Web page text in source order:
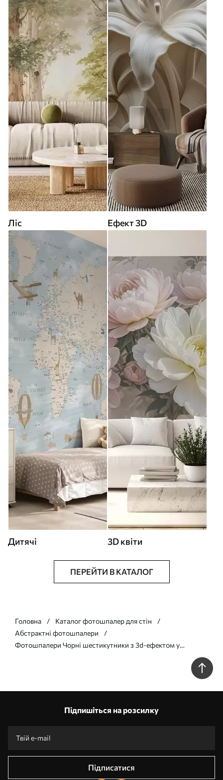
Ліс Ефект 3D
Дитячі 3D квіти
ПЕРЕЙТИ В КАТАЛОГ
Головна
Каталог фотошпалер для стін
Абстрактні фотошпалери
Фотошпалери Чорні шестикутники з 3d-ефектом у
Підпишіться на розсилку
Підписатися